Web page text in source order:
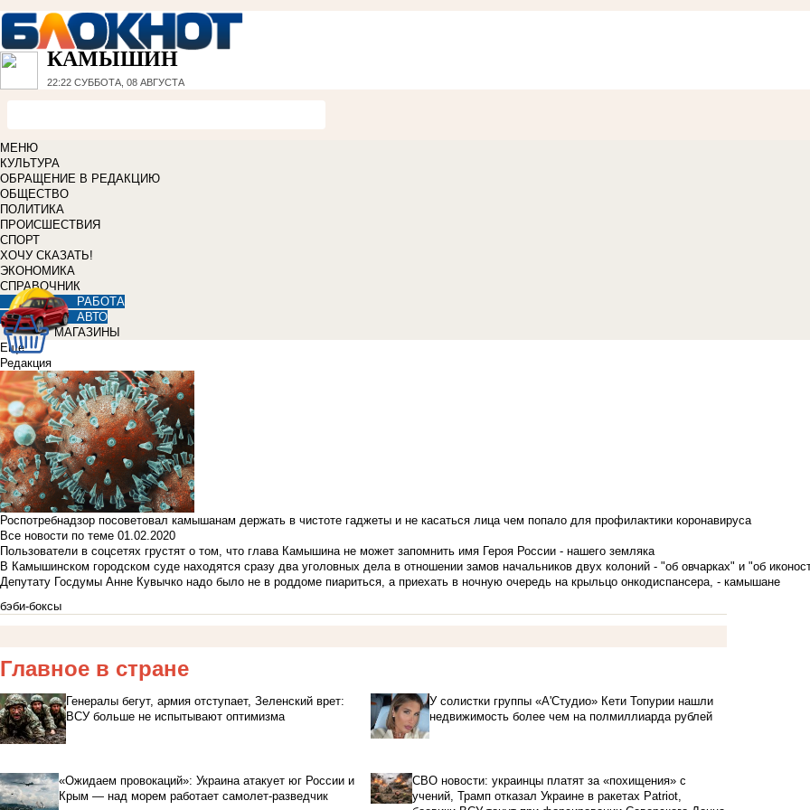
КАМЫШИН
22:22 СУББОТА, 08 АВГУСТА
МЕНЮ
КУЛЬТУРА
ОБРАЩЕНИЕ В РЕДАКЦИЮ
ОБЩЕСТВО
ПОЛИТИКА
ПРОИСШЕСТВИЯ
СПОРТ
ХОЧУ СКАЗАТЬ!
ЭКОНОМИКА
СПРАВОЧНИК
РАБОТА
АВТО
МАГАЗИНЫ
Еще
Редакция
Роспотребнадзор посоветовал камышанам держать в чистоте гаджеты и не касаться лица чем попало для профилактики коронавируса
Все новости по теме 01.02.2020
Пользователи в соцсетях грустят о том, что глава Камышина не может запомнить имя Героя России - нашего земляка
В Камышинском городском суде находятся сразу два уголовных дела в отношении замов начальников двух колоний - "об овчарках" и "об
Депутату Госдумы Анне Кувычко надо было не в роддоме пиариться, а приехать в ночную очередь на крыльцо онкодиспансера, - камышане
бэби-боксы
Главное в стране
Генералы бегут, армия отступает, Зеленский врет:
ВСУ больше не испытывают оптимизма
У солистки группы «А'Студио» Кети Топурии нашли
недвижимость более чем на полмиллиарда рублей
«Ожидаем провокаций»: Украина атакует юг России и
Крым — над морем работает самолет-разведчик
СВО новости: украинцы платят за «похищения» с
учений, Трамп отказал Украине в ракетах Patriot,